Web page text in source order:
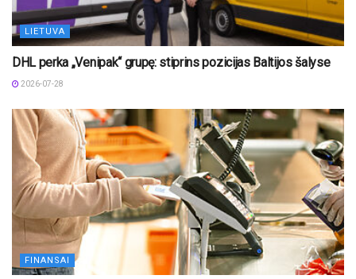
LIETUVA
DHL perka „Venipak“ grupę: stiprins pozicijas Baltijos šalyse
2026-07-28
FINANSAI